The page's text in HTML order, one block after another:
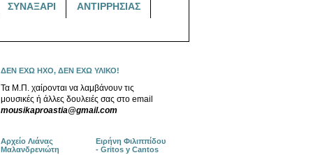
ΣΥΝΑΞΑΡΙ ΑΝΤΙΡΡΗΣΙΑΣ
ΔΕΝ ΕΧΩ ΗΧΟ, ΔΕΝ ΕΧΩ ΥΛΙΚΟ!
Τα Μ.Π. χαίρονται να λαμβάνουν τις
μουσικές ή άλλες δουλειές σας στο email
mousikaproastia@gmail.com
Αρχείο Λιάνας
Μαλανδρενιώτη
Ειρήνη Φιλιππίδου
- Gritos y Cantos